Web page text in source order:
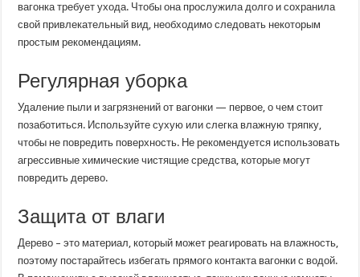
вагонка требует ухода. Чтобы она прослужила долго и сохранила
свой привлекательный вид, необходимо следовать некоторым
простым рекомендациям.
Регулярная уборка
Удаление пыли и загрязнений от вагонки — первое, о чем стоит
позаботиться. Используйте сухую или слегка влажную тряпку,
чтобы не повредить поверхность. Не рекомендуется использовать
агрессивные химические чистящие средства, которые могут
повредить дерево.
Защита от влаги
Дерево – это материал, который может реагировать на влажность,
поэтому постарайтесь избегать прямого контакта вагонки с водой.